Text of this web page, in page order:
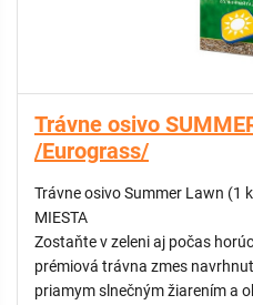
Trávne osivo
/Eurograss/
Trávne osivo Summer Lawn (1
MIESTA
Zostaňte v zeleni aj počas
prémiová trávna zmes
priamym slnečným žiarením a